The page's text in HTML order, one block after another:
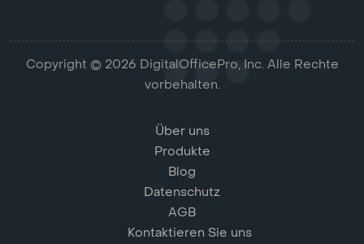
Copyright © 2026 DigitalOfficePro, Inc. Alle Rechte
vorbehalten.
Über uns
Produkte
Blog
Datenschutz
AGB
Kontaktieren Sie uns